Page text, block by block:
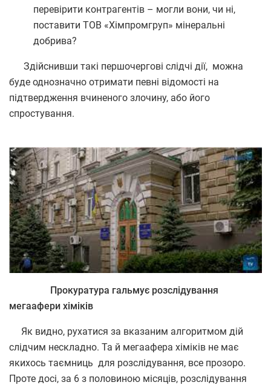
перевірити контрагентів – могли вони, чи ні,
поставити ТОВ «Хімпромгруп» мінеральні
добрива?
Здійснивши такі першочергові слідчі дії, можна
буде однозначно отримати певні відомості на
підтвердження вчиненого злочину, або його
спростування.
Прокуратура гальмує розслідування
мегаафери хіміків
Як видно, рухатися за вказаним алгоритмом дій
слідчим нескладно. Та й мегаафера хіміків не має
якихось таємниць для розслідування, все прозоро.
Проте досі, за 6 з половиною місяців, розслідування